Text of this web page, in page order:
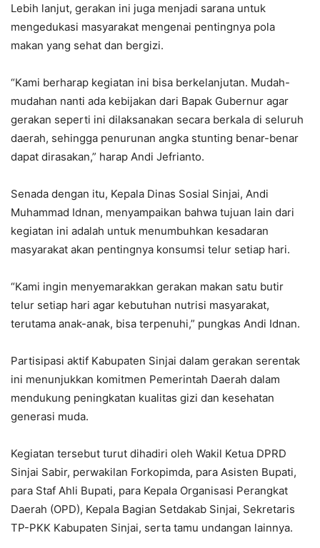
Lebih lanjut, gerakan ini juga menjadi sarana untuk
mengedukasi masyarakat mengenai pentingnya pola
makan yang sehat dan bergizi.
“Kami berharap kegiatan ini bisa berkelanjutan. Mudah-
mudahan nanti ada kebijakan dari Bapak Gubernur agar
gerakan seperti ini dilaksanakan secara berkala di seluruh
daerah, sehingga penurunan angka stunting benar-benar
dapat dirasakan,” harap Andi Jefrianto.
Senada dengan itu, Kepala Dinas Sosial Sinjai, Andi
Muhammad Idnan, menyampaikan bahwa tujuan lain dari
kegiatan ini adalah untuk menumbuhkan kesadaran
masyarakat akan pentingnya konsumsi telur setiap hari.
“Kami ingin menyemarakkan gerakan makan satu butir
telur setiap hari agar kebutuhan nutrisi masyarakat,
terutama anak-anak, bisa terpenuhi,” pungkas Andi Idnan.​
Partisipasi aktif Kabupaten Sinjai dalam gerakan serentak
ini menunjukkan komitmen Pemerintah Daerah dalam
mendukung peningkatan kualitas gizi dan kesehatan
generasi muda.
Kegiatan tersebut turut dihadiri oleh Wakil Ketua DPRD
Sinjai Sabir, perwakilan Forkopimda, para Asisten Bupati,
para Staf Ahli Bupati, para Kepala Organisasi Perangkat
Daerah (OPD), Kepala Bagian Setdakab Sinjai, Sekretaris
TP-PKK Kabupaten Sinjai, serta tamu undangan lainnya.